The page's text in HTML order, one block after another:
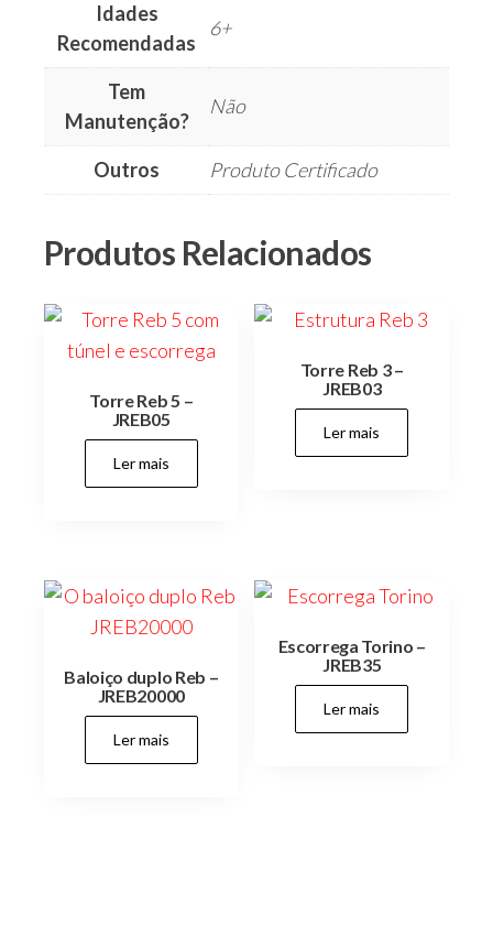
Idades
Recomendadas
6+
Tem
Manutenção?
Não
Outros Produto Certificado
Produtos Relacionados
Torre Reb 5 –
JREB05
Ler mais
Torre Reb 3 –
JREB03
Ler mais
Baloiço duplo Reb –
JREB20000
Ler mais
Escorrega Torino –
JREB35
Ler mais